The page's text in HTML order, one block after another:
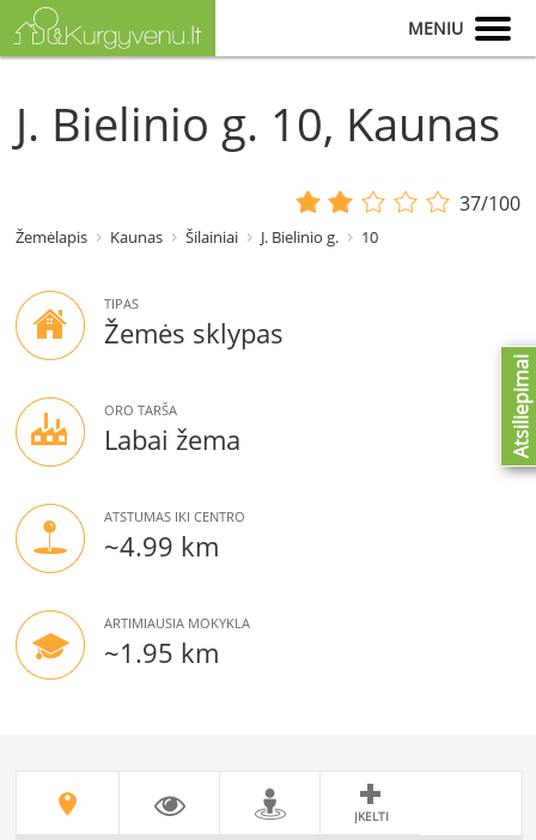
MENIU
J. Bielinio g. 10, Kaunas
37/100
Žemėlapis Kaunas Šilainiai J. Bielinio g. 10
TIPAS
Žemės sklypas
ORO TARŠA
Labai žema
ATSTUMAS IKI CENTRO
~4.99 km
ARTIMIAUSIA MOKYKLA
~1.95 km
ĮKELTI
Atsiliepimai